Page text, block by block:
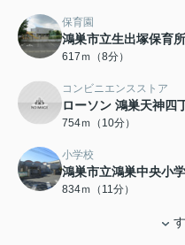
保育園
鴻巣市立生出塚保育所
617ｍ（8分）
コンビニエンスストア
ローソン 鴻巣天神四
754ｍ（10分）
小学校
鴻巣市立鴻巣中央小
834ｍ（11分）